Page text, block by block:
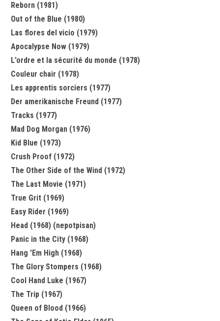
Reborn (1981)
Out of the Blue (1980)
Las flores del vicio (1979)
Apocalypse Now (1979)
L'ordre et la sécurité du monde (1978)
Couleur chair (1978)
Les apprentis sorciers (1977)
Der amerikanische Freund (1977)
Tracks (1977)
Mad Dog Morgan (1976)
Kid Blue (1973)
Crush Proof (1972)
The Other Side of the Wind (1972)
The Last Movie (1971)
True Grit (1969)
Easy Rider (1969)
Head (1968) (nepotpisan)
Panic in the City (1968)
Hang 'Em High (1968)
The Glory Stompers (1968)
Cool Hand Luke (1967)
The Trip (1967)
Queen of Blood (1966)